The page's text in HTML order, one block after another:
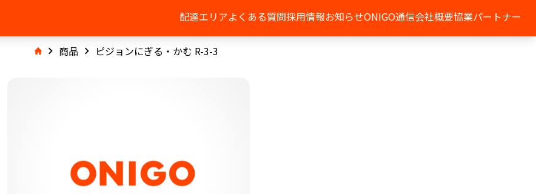
配達エリアよくある質問採用情報お知らせONIGO通信会社概要協業パートナー
商品 ピジョンにぎる・かむ R-3-3